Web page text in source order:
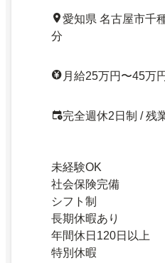
愛知県 名古屋市千
分
月給25万円〜45万
完全週休2日制 / 残
未経験OK
社会保険完備
シフト制
長期休暇あり
年間休日120日以上
特別休暇